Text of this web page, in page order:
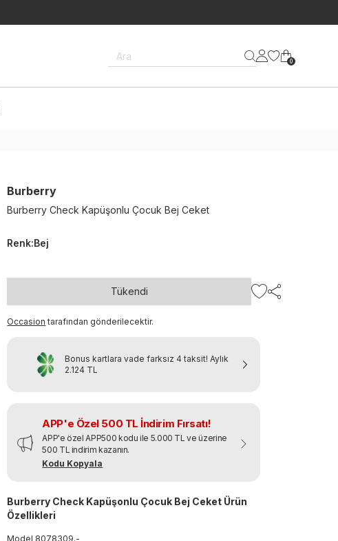
Ara 0
Burberry
Burberry Check Kapüşonlu Çocuk Bej Ceket
Renk:Bej
Tükendi
Occasion tarafından gönderilecektir.
Bonus kartlara vade farksız 4 taksit! Aylık
2.124 TL
APP'e Özel 500 TL İndirim Fırsatı!
APP'e özel APP500 kodu ile 5.000 TL ve üzerine
500 TL indirim kazanın.
Kodu Kopyala
Burberry Check Kapüşonlu Çocuk Bej Ceket Ürün
Özellikleri
Model 8078309.-